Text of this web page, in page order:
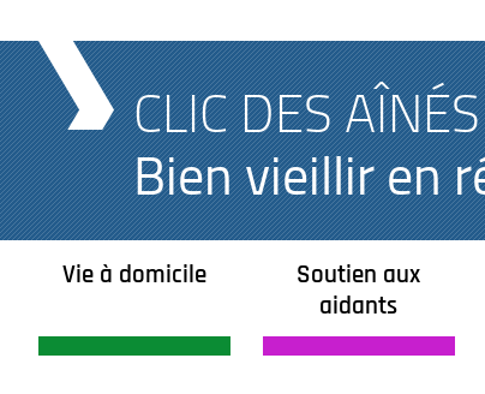
CLIC DES AÎNÉS
Bien vieillir en
Vie à domicile
Soutien aux
aidants